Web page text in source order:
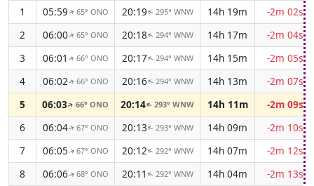
1
05:59↑ 65° ONO 20:19↑ 295° WNW 14h 19m
-2m 02s
2
06:00↑ 65° ONO 20:18↑ 294° WNW 14h 17m
-2m 04s
3
06:01 ↑ 66° ONO 20:17↑ 294° WNW 14h 15m
-2m 05s
4
06:02↑ 66° ONO 20:16↑ 294° WNW 14h 13m
-2m 07s
5
06:03↑66° ONO 20:14↑293° WNW 14h 11m
-2m 09s
6
06:04↑ 67° ONO 20:13↑ 293° WNW 14h 09m
-2m 10s
7
06:05↑ 67° ONO 20:12↑ 292° WNW 14h 07m
-2m 12s
8
06:06↑ 68° ONO 20:11 ↑ 292° WNW 14h 04m
-2m 13s